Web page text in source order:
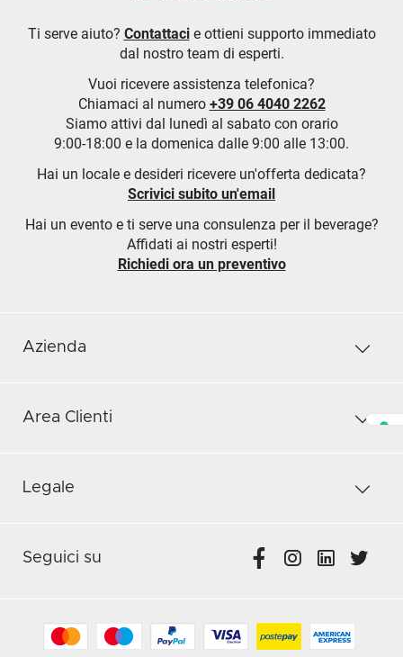
Ti serve aiuto? Contattacie ottieni supporto immediato
dal nostro team di esperti.
Vuoi ricevere assistenza telefonica?
Chiamaci al numero +39 06 4040 2262
Siamo attivi dal lunedì al sabato con orario
9:00-18:00 e la domenica dalle 9:00 alle 13:00.
Hai un locale e desideri ricevere un'offerta dedicata?
Scrivici subito un'email
Hai un evento e ti serve una consulenza per il beverage?
Affidati ai nostri esperti!
Richiedi ora un preventivo
Azienda
Area Clienti
Legale
Seguici su